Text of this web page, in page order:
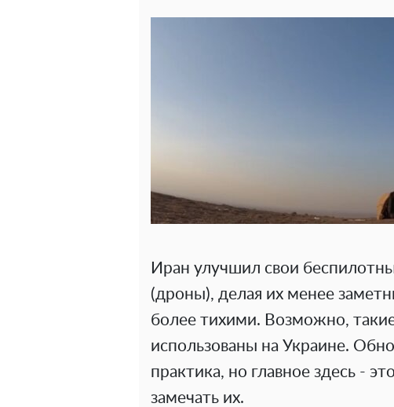
Иран улучшил свои
(дроны), делая их менее
более тихими. Возможно,
использованы на Украине.
практика, но главное здесь -
замечать их.